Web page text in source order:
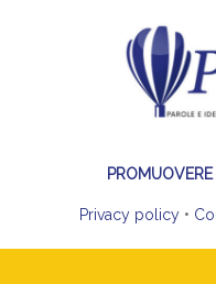
Privacy policy•